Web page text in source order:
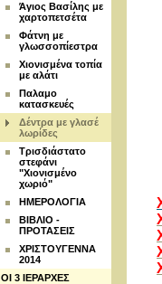
Άγιος Βασίλης με
χαρτοπετσέτα
Φάτνη με
γλωσσοπίεστρα
Χιονισμένα τοπία
με αλάτι
Παλαμο
κατασκευές
Δέντρα με γλασέ
λωρίδες
Τρισδιάστατο
στεφάνι
"Χιονισμένο
χωριό"
ΗΜΕΡΟΛΟΓΙΑ
ΒΙΒΛΙΟ -
ΠΡΟΤΑΣΕΙΣ
ΧΡΙΣΤΟΥΓΕΝΝΑ
2014
ΟΙ 3 ΙΕΡΑΡΧΕΣ